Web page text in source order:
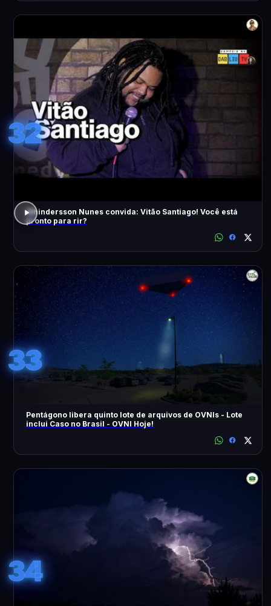
32
Whindersson Nunes convida: Vitão Santiago! Você está
pronto para rir?
33
Pentágono libera quinto lote de arquivos de OVNIs - Lote
inclui Caso no Brasil - OVNI Hoje!
34